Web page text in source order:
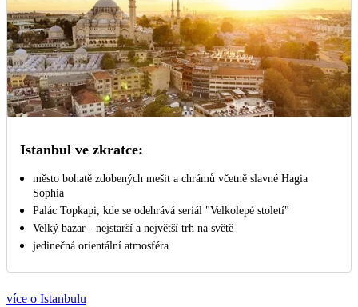
Istanbul ve zkratce:
město bohatě zdobených mešit a chrámů včetně slavné Hagia
Sophia
Palác Topkapi, kde se odehrává seriál "Velkolepé století"
Velký bazar - nejstarší a největší trh na světě
jedinečná orientální atmosféra
více o Istanbulu